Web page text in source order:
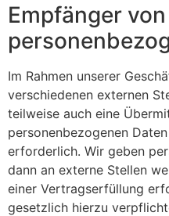
Empfänger von
Im Rahmen unserer
verschiedenen externen
teilweise auch eine
personenbezogenen
erforderlich. Wir geben
dann an externe Stellen
einer Vertragserfüllung
gesetzlich hierzu